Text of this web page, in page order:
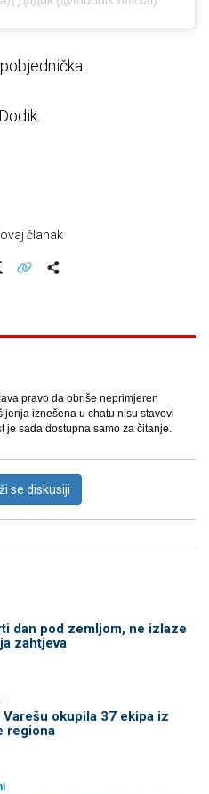
članak
pravo da obriše neprimjeren
iznešena u chatu nisu stavovi
je sada dostupna samo za čitanje.
se diskusiji
dan pod zemljom, ne izlaze
zahtjeva
Varešu okupila 37 ekipa iz
regiona